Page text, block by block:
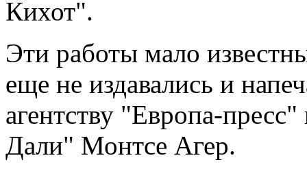
Кихот".
Эти работы мало
еще не издавались и
агентству "Европа-
Дали" Монтсе Агер.